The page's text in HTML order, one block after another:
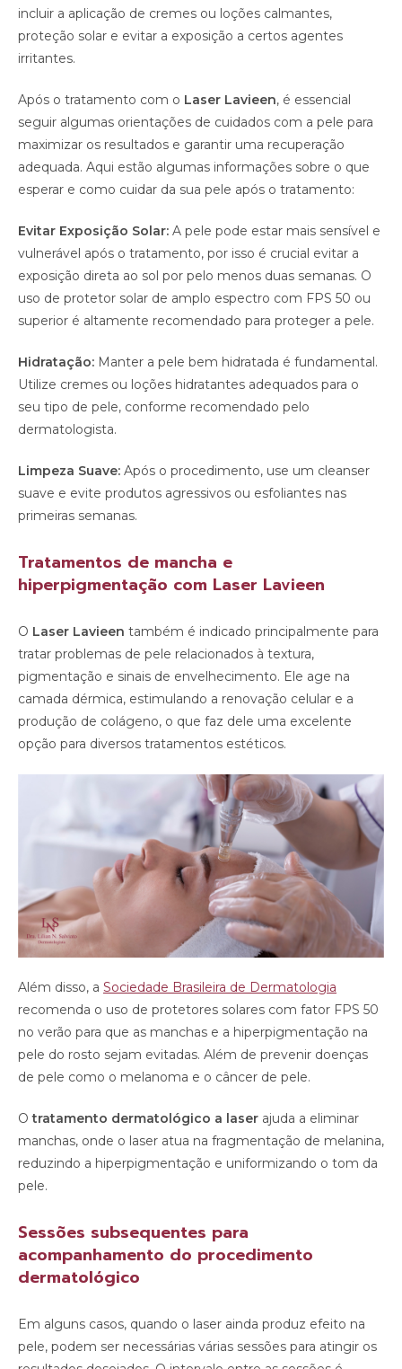
incluir a aplicação de cremes ou loções calmantes,
proteção solar e evitar a exposição a certos agentes
irritantes.
Após o tratamento com o Laser Lavieen, é essencial
seguir algumas orientações de cuidados com a pele para
maximizar os resultados e garantir uma recuperação
adequada. Aqui estão algumas informações sobre o que
esperar e como cuidar da sua pele após o tratamento:
Evitar Exposição Solar: A pele pode estar mais sensível e
vulnerável após o tratamento, por isso é crucial evitar a
exposição direta ao sol por pelo menos duas semanas. O
uso de protetor solar de amplo espectro com FPS 50 ou
superior é altamente recomendado para proteger a pele.
Hidratação: Manter a pele bem hidratada é fundamental.
Utilize cremes ou loções hidratantes adequados para o
seu tipo de pele, conforme recomendado pelo
dermatologista.
Limpeza Suave: Após o procedimento, use um cleanser
suave e evite produtos agressivos ou esfoliantes nas
primeiras semanas.
Tratamentos de mancha e
hiperpigmentação com Laser Lavieen
O Laser Lavieen também é indicado principalmente para
tratar problemas de pele relacionados à textura,
pigmentação e sinais de envelhecimento. Ele age na
camada dérmica, estimulando a renovação celular e a
produção de colágeno, o que faz dele uma excelente
opção para diversos tratamentos estéticos.
Além disso, a Sociedade Brasileira de Dermatologia
recomenda o uso de protetores solares com fator FPS 50
no verão para que as manchas e a hiperpigmentação na
pele do rosto sejam evitadas. Além de prevenir doenças
de pele como o melanoma e o câncer de pele.
Otratamento dermatológico a laser ajuda a eliminar
manchas, onde o laser atua na fragmentação de melanina,
reduzindo a hiperpigmentação e uniformizando o tom da
pele.
Sessões subsequentes para
acompanhamento do procedimento
dermatológico
Em alguns casos, quando o laser ainda produz efeito na
pele, podem ser necessárias várias sessões para atingir os